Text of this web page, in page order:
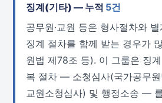
징계(기타) — 누적 5건
공무원·교원 등은 형사절차와
징계 절차를 함께 받는 경우가
원법 제78조 등). 이 그룹은 징
복 절차 — 소청심사(국가공무
교원소청심사) 및 행정소송 —